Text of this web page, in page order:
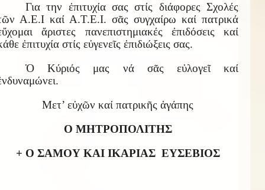
Για την ἐπιτυχία σας στίς διάφορες Σχολές
Α.Ε.Ι καί Α.Τ.Ε.Ι. σᾶς συγχαίρω καί πατρικά
ἄριστες πανεπιστημιακές ἐπιδόσεις καί
ἐπιτυχία στίς εὐγενεῖς ἐπιδιώξεις σας.
Ὁ Κύριός μας νά σᾶς εὐλογεῖ καί
Μετ’ εὐχῶν καί πατρικῆς ἀγάπης
Ο ΜΗΤΡΟΠΟΛΙΤΗΣ
+ Ο ΣΑΜΟΥ ΚΑΙ ΙΚΑΡΙΑΣ ΕΥΣΕΒΙΟΣ